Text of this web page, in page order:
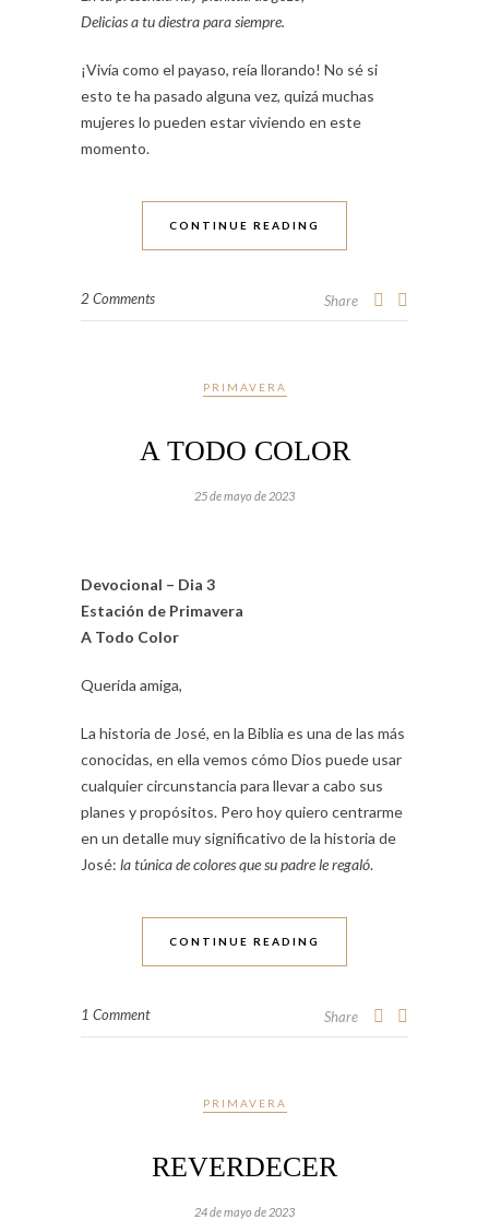
Delicias a tu diestra para siempre.
¡Vivía como el payaso, reía llorando! No sé si
esto te ha pasado alguna vez, quizá muchas
mujeres lo pueden estar viviendo en este
momento.
CONTINUE READING
2 Comments Share
PRIMAVERA
A TODO COLOR
25 de mayo de 2023
Devocional – Dia 3
Estación de Primavera
A Todo Color
Querida amiga,
La historia de José, en la Biblia es una de las más
conocidas, en ella vemos cómo Dios puede usar
cualquier circunstancia para llevar a cabo sus
planes y propósitos. Pero hoy quiero centrarme
en un detalle muy significativo de la historia de
José: la túnica de colores que su padre le regaló.
CONTINUE READING
1 Comment Share
PRIMAVERA
REVERDECER
24 de mayo de 2023